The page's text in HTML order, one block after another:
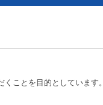
ことを目的としています。